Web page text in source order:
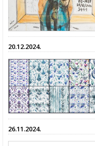
20.12.2024.
26.11.2024.